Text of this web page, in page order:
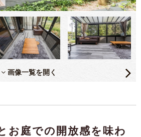
画像一覧を開く
お庭での開放感を味わ